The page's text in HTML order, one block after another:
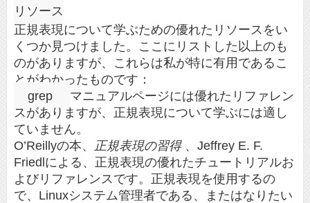
リソース
正規表現について学ぶための優れたリソースをい
くつか見つけました。ここにリストした以上のも
のがありますが、これらは私が特に有用であるこ
とがわかったものです：
grep
マニュアルページには優れたリファレン
スがありますが、正規表現について学ぶには適し
ていません。
O’Reillyの本、
正規表現の習得、Jeffrey E. F.
Friedlによる、正規表現の優れたチュートリアルお
よびリファレンスです。正規表現を使用するの
で、Linuxシステム管理者である、またはなりたい